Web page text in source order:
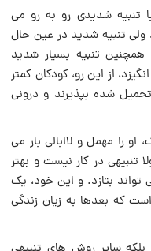
تنبیه شدیدی رو به رو مى
ولی تنبیه شدید در عین حال
تنبیه بسیار شدید
از این رو، کودکان کم‏تر
شده بپذیرند و درونی
را مهمل و لاابالى بار مى
تنبیهى در کار نیست و بهتر
تواند بتازد. و این خود، یک
که بعدها به زیان زندگى